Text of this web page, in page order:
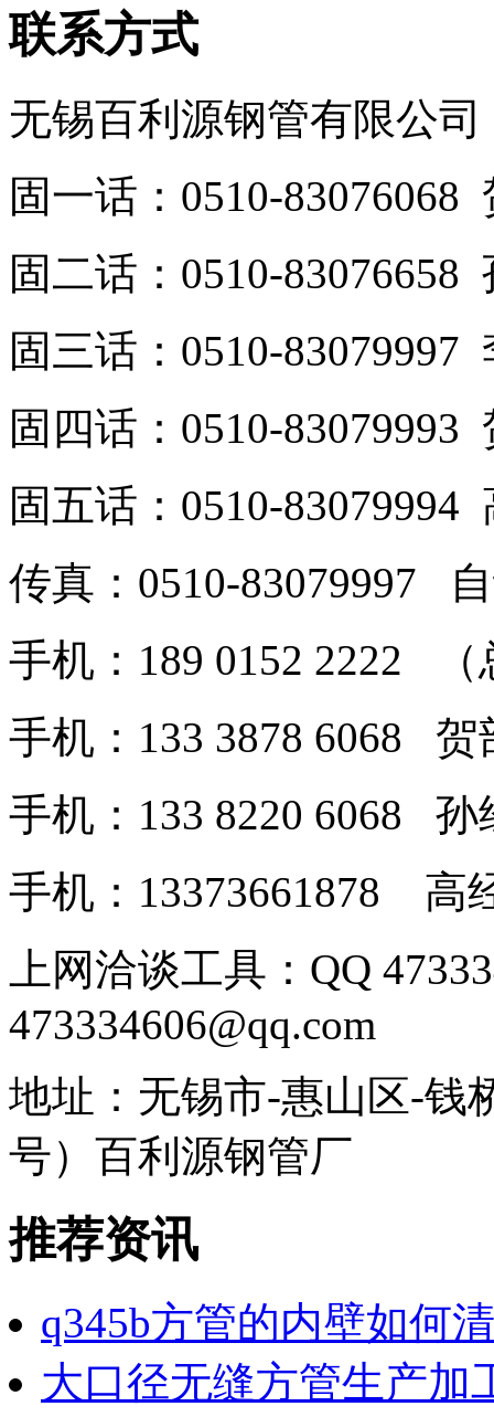
联系方式
无锡百利源钢管有限公司
固一话：0510-
固二话：0510-83076658
固三话：0510-83079997
固四话：0510-83079993
固五话：0510-83079994
传真：0510-83079997
手机：189 0152 2222 （
手机：133 3878 6068 贺
手机：133 8220 6068
手机：13373661878 高
上网洽谈工具：QQ
473334606@qq.com
地址：无锡市-惠山区-钱
号）百利源钢管厂
推荐资讯
q345b方管的内壁如何
大口径无缝方管生产加